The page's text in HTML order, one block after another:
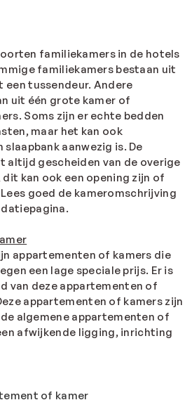
familiekamers in de hotels
familiekamers bestaan uit
een tussendeur. Andere
uit één grote kamer of
Soms zijn er echte bedden
maar het kan ook
aanwezig is. De
altijd gescheiden van de overige
dit kan ook een opening zijn of
goed de kameromschrijving
appartementen of kamers die
een lage speciale prijs. Er is
van deze appartementen of
appartementen of kamers zijn
algemene appartementen of
afwijkende ligging, inrichting
of kamer